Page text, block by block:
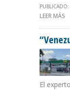
LEER MÁS
El